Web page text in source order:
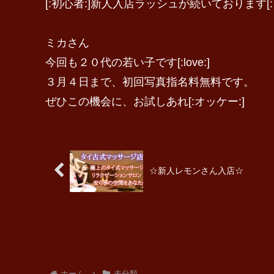
[:初心者:]新人入店ラッシュが続いております
ミカさん
今回も２０代の若い子です[:love:]
３月４日まで、初回写真指名料無料です。
ぜひこの機会に、お試しあれ[:オッケー:]
☆新人レモンさん入店☆